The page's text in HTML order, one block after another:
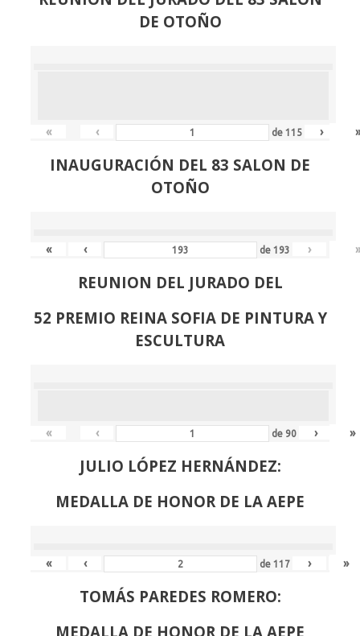
DE OTOÑO
« ‹ de115 ›
INAUGURACIÓN DEL 83 SALON DE
OTOÑO
« ‹ de193 ›
REUNION DEL JURADO DEL
52 PREMIO REINA SOFIA DE PINTURA Y
ESCULTURA
« ‹ de 90 › »
JULIO LÓPEZ HERNÁNDEZ:
MEDALLA DE HONOR DE LA AEPE
« ‹ de117 › »
TOMÁS PAREDES ROMERO:
MEDALLA DE HONOR DE LA AEPE